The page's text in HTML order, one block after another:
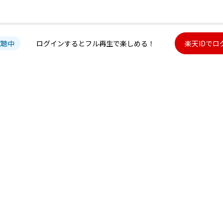
中 ログインするとフル再生で楽しめる！ 楽天IDでロ